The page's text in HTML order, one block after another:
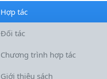
Hợp tác
Đối tác
Chương trình hợp tác
Giới thiệu sách
Đối thoại ICWA – VASS lần thứ 6: